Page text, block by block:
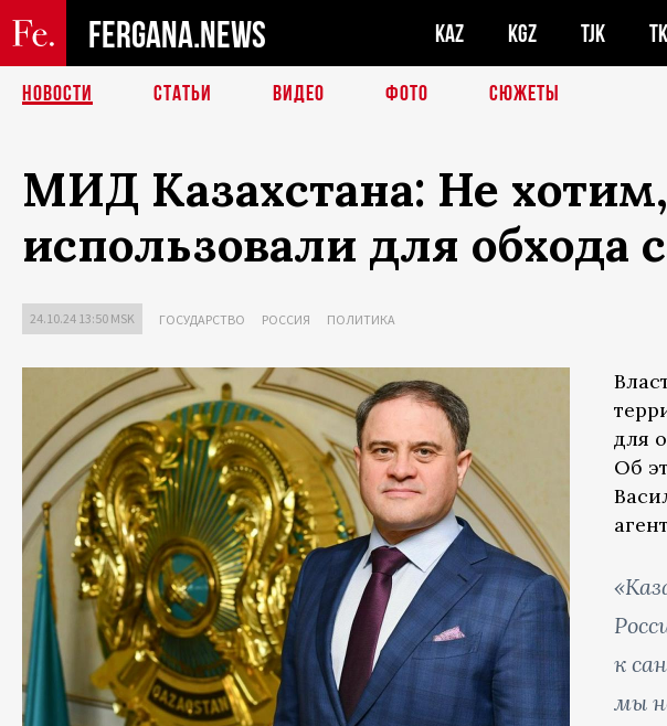
FERGANA.NEWS KAZ KGZ TJK
НОВОСТИ СТАТЬИ ВИДЕО ФОТО СЮЖЕТЫ
МИД Казахстана: Не
использовали для обхода
24.10.24 13:50 MSK ГОСУДАРСТВО РОССИЯ ПОЛИТИКА
для
Об
к
мы